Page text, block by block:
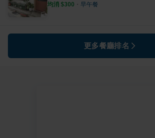
均消 $300 ・ 早午餐
更多餐廳排名